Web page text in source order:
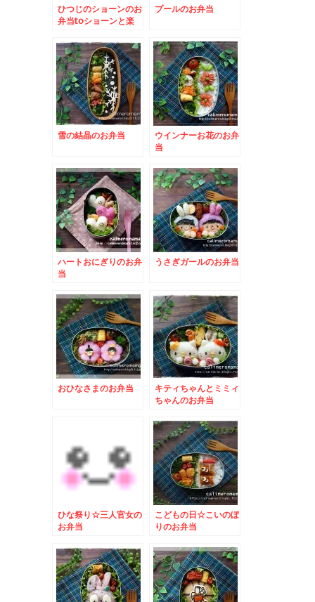
ひつじのショーンのお
弁当toショーンと楽
プールのお弁当
雪の結晶のお弁当
ウインナーお花のお弁
当
ハートおにぎりのお弁
当
うさぎガールのお弁当
おひなさまのお弁当
キティちゃんとミミィ
ちゃんのお弁当
ひな祭り☆三人官女の
お弁当
こどもの日☆こいのぼ
りのお弁当